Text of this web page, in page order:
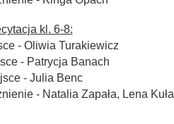
kl. 6-8:
- Oliwia Turakiewicz
- Patrycja Banach
- Julia Benc
- Natalia Zapała, Lena